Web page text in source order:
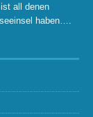
all denen
haben….